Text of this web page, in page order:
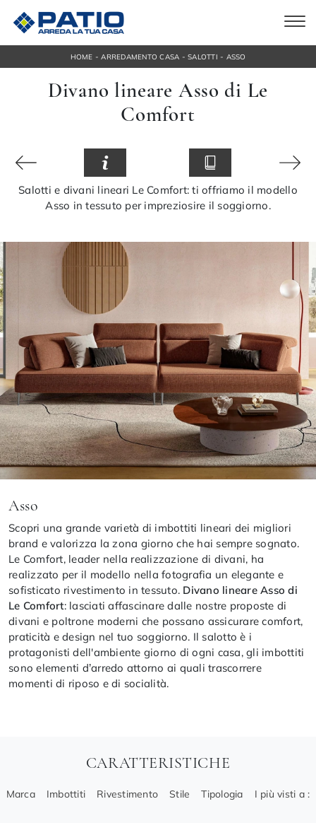
HOME -ARREDAMENTO CASA - SALOTTI - ASSO
Divano lineare Asso di Le
Comfort
Salotti e divani lineari Le Comfort: ti offriamo il modello
Asso in tessuto per impreziosire il soggiorno.
Asso
Scopri una grande varietà di imbottiti lineari dei migliori
brand e valorizza la zona giorno che hai sempre sognato.
Le Comfort, leader nella realizzazione di divani, ha
realizzato per il modello nella fotografia un elegante e
sofisticato rivestimento in tessuto. Divano lineare Asso di
Le Comfort: lasciati affascinare dalle nostre proposte di
divani e poltrone moderni che possano assicurare comfort,
praticità e design nel tuo soggiorno. Il salotto è i
protagonisti dell'ambiente giorno di ogni casa, gli imbottiti
sono elementi d’arredo attorno ai quali trascorrere
momenti di riposo e di socialità.
CARATTERISTICHE
Marca Imbottiti Rivestimento Stile Tipologia I più visti a :